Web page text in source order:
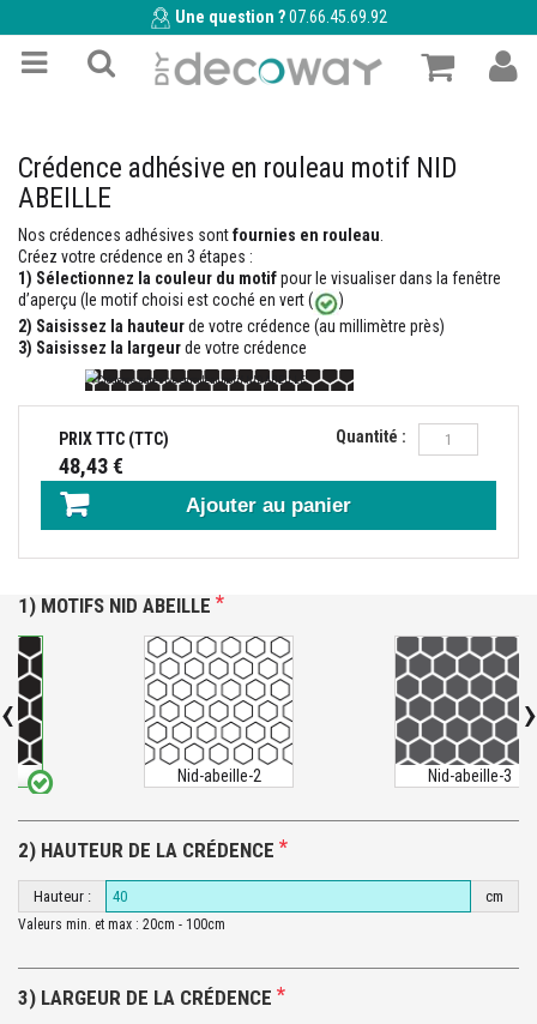
Une question ?07.66.45.69.92
Crédence adhésive en rouleau motif NID
ABEILLE
Nos crédences adhésives sontfournies en rouleau
Créez votre crédence en 3 étapes :
1) Sélectionnez la couleur du motifpour le visualiser dans la fenêtre
d’aperçu (le motif choisi est coché en vert (
)
2) Saisissez la hauteurde votre crédence (au millimètre près)
3) Saisissez la largeurde votre crédence
PRIX TTC (TTC)
48,43 €
Quantité :
Ajouter au panier
1) MOTIFS NID ABEILLE *
Nid-abeille-2 Nid-abeille-3
‹ ›
2) HAUTEUR DE LA CRÉDENCE *
Hauteur : cm
Valeurs min. et max : 20cm - 100cm
3) LARGEUR DE LA CRÉDENCE *